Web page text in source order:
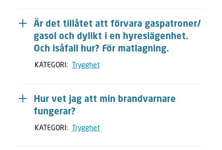
Är det tillåtet att förvara gaspatroner/
gasol och dylikt i en hyreslägenhet.
Och isåfall hur? För matlagning.
KATEGORI: Trygghet
Hur vet jag att min brandvarnare
fungerar?
KATEGORI: Trygghet